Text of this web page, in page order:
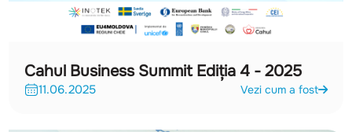
Cahul Business Summit Ediția 4 - 2025
11.06.2025 Vezi cum a fost